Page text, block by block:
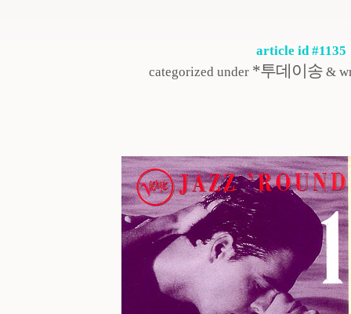
article id #1135
categorized under *투데이송 &